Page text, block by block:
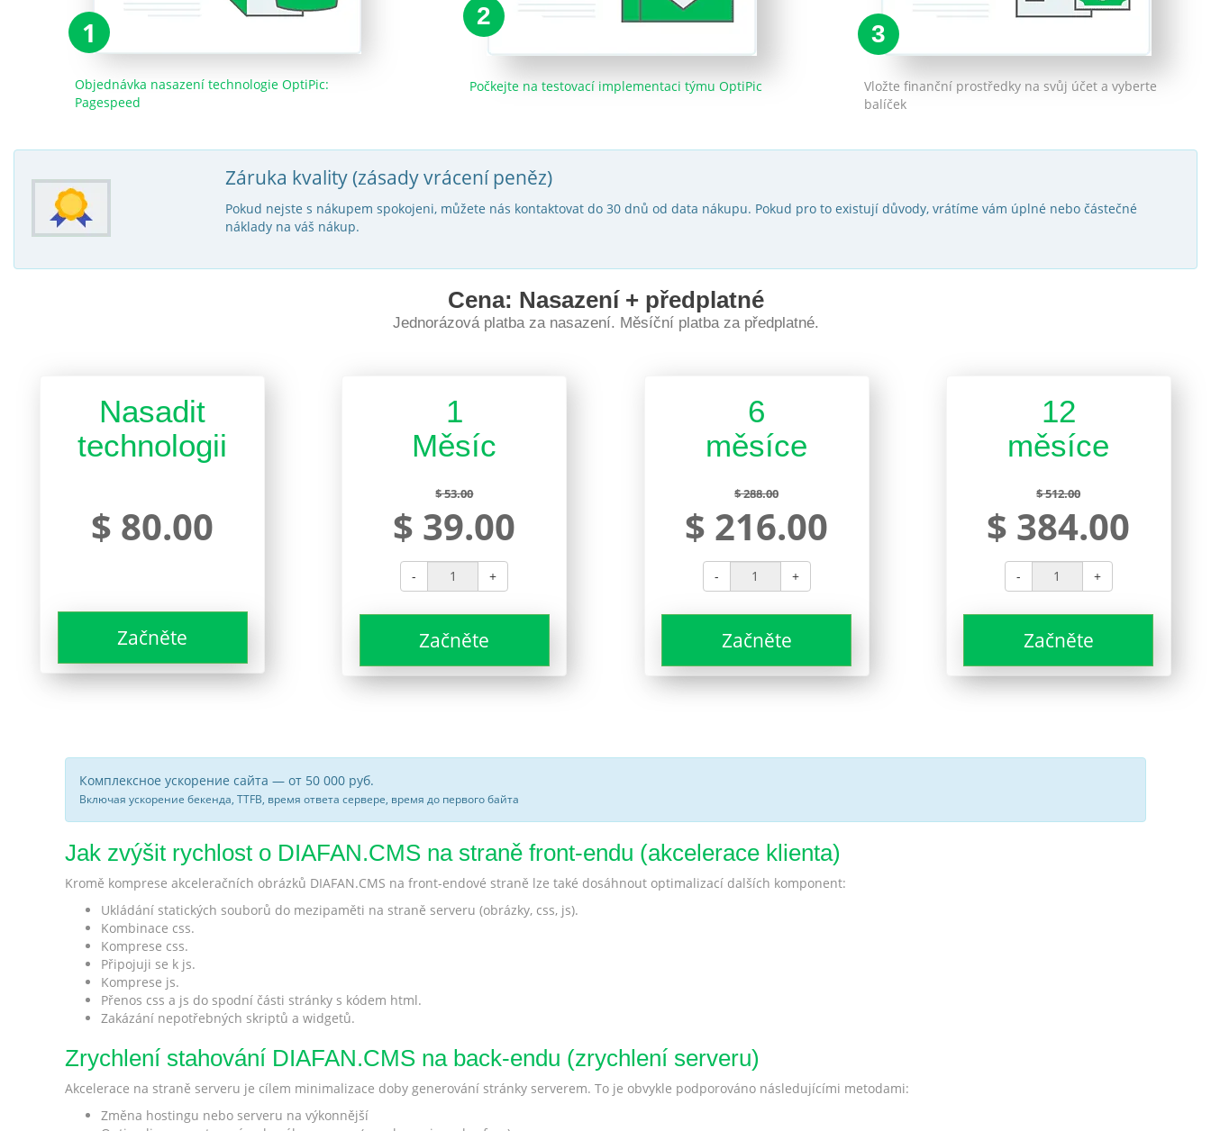
1
Objednávka nasazení technologie OptiPic:
Pagespeed
2
Počkejte na testovací implementaci týmu OptiPic
3
Vložte finanční prostředky na svůj účet a vyberte
balíček
Záruka kvality (zásady vrácení peněz)
Pokud nejste s nákupem spokojeni, můžete nás kontaktovat do 30 dnů od data nákupu. Pokud pro to existují důvody, vrátíme vám úplné nebo částečné
náklady na váš nákup.
Cena: Nasazení + předplatné
Jednorázová platba za nasazení. Měsíční platba za předplatné.
Nasadit
technologii
$ 80.00
Začněte
1
Měsíc
$ 53.00
$ 39.00
- +
Začněte
6
měsíce
$ 288.00
$ 216.00
- +
Začněte
12
měsíce
$ 512.00
$ 384.00
- +
Začněte
Комплексное ускорение сайта — от 50 000 руб.
Включая ускорение бекенда, TTFB, время ответа сервере, время до первого байта
Jak zvýšit rychlost o DIAFAN.CMS na straně front-endu (akcelerace klienta)
Kromě komprese akceleračních obrázků DIAFAN.CMS na front-endové straně lze také dosáhnout optimalizací dalších komponent:
Ukládání statických souborů do mezipaměti na straně serveru (obrázky, css, js).
Kombinace css.
Komprese css.
Připojuji se k js.
Komprese js.
Přenos css a js do spodní části stránky s kódem html.
Zakázání nepotřebných skriptů a widgetů.
Zrychlení stahování DIAFAN.CMS na back-endu (zrychlení serveru)
Akcelerace na straně serveru je cílem minimalizace doby generování stránky serverem. To je obvykle podporováno následujícími metodami:
Změna hostingu nebo serveru na výkonnější